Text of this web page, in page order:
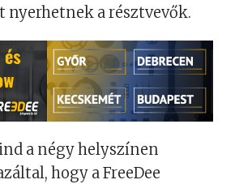
a résztvevők.
a négy helyszínen
hogy a FreeDee